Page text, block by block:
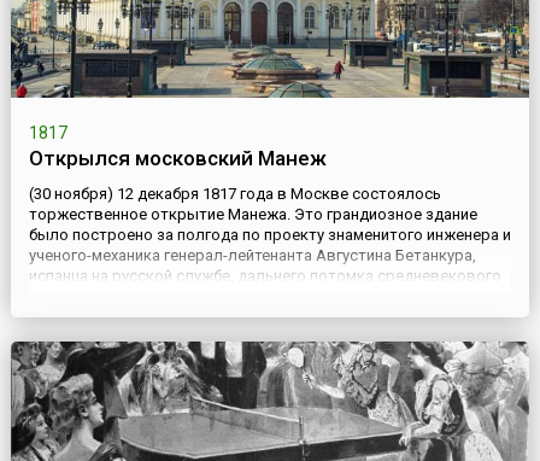
1817
Открылся московский Манеж
(30 ноября) 12 декабря 1817 года в Москве состоялось
торжественное открытие Манежа. Это грандиозное здание
было построено за полгода по проекту знаменитого инженера и
ученого-механика генерал-лейтенанта Августина Бетанкура,
испанца на русской службе, дальнего потомка средневекового
заданием императора Александра I, пожелавшего иметь в М...